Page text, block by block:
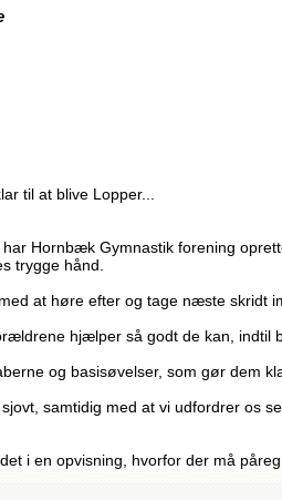
til at blive Lopper...
Hornbæk Gymnastik forening
trygge hånd.
at høre efter og tage næste skridt
hjælper så godt de kan, indtil
og basisøvelser, som gør dem
samtidig med at vi udfordrer os
i en opvisning, hvorfor der må